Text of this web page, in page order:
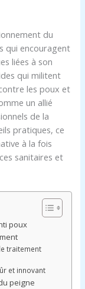
du
qui encouragent
liées à son
qui militent
les poux et
un allié
de la
pratiques, ce
à la fois
sanitaires et
poux
traitement
et innovant
peigne